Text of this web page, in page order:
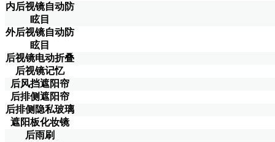
内后视镜自动防
眩目
外后视镜自动防
眩目
后视镜电动折叠
后视镜记忆
后风挡遮阳帘
后排侧遮阳帘
后排侧隐私玻璃
遮阳板化妆镜
后雨刷